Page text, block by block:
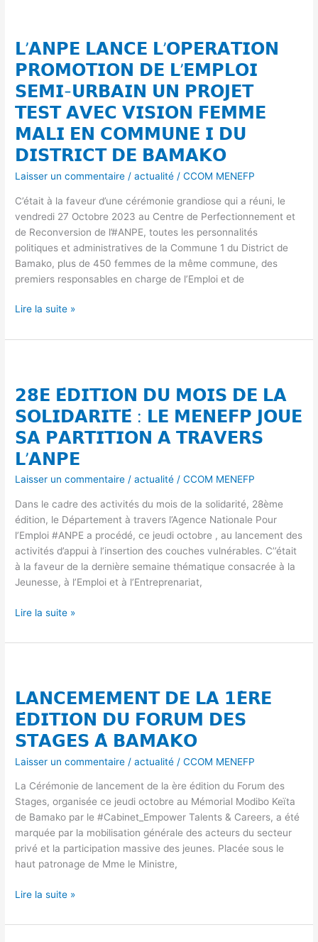
𝗟’𝗔𝗡𝗣𝗘 𝗟𝗔𝗡𝗖𝗘 𝗟’𝗢𝗣𝗘𝗥𝗔𝗧𝗜𝗢𝗡
𝗣𝗥𝗢𝗠𝗢𝗧𝗜𝗢𝗡 𝗗𝗘 𝗟’𝗘𝗠𝗣𝗟𝗢𝗜
𝗦𝗘𝗠𝗜-𝗨𝗥𝗕𝗔𝗜𝗡 𝗨𝗡 𝗣𝗥𝗢𝗝𝗘𝗧
𝗧𝗘𝗦𝗧 𝗔𝗩𝗘𝗖 𝗩𝗜𝗦𝗜𝗢𝗡 𝗙𝗘𝗠𝗠𝗘
𝗠𝗔𝗟𝗜 𝗘𝗡 𝗖𝗢𝗠𝗠𝗨𝗡𝗘 𝗜 𝗗𝗨
𝗗𝗜𝗦𝗧𝗥𝗜𝗖𝗧 𝗗𝗘 𝗕𝗔𝗠𝗔𝗞𝗢
Laisser un commentaire /actualité /CCOM MENEFP
C’était à la faveur d’une cérémonie grandiose qui a réuni, le
vendredi 27 Octobre 2023 au Centre de Perfectionnement et
de Reconversion de l’#ANPE, toutes les personnalités
politiques et administratives de la Commune 1 du District de
Bamako, plus de 450 femmes de la même commune, des
premiers responsables en charge de l’Emploi et de
𝗟’𝗢𝗣𝗘𝗥𝗔𝗧𝗜𝗢𝗡
𝗣𝗥𝗢𝗠𝗢𝗧𝗜𝗢𝗡
𝗗𝗘
𝗟’𝗘𝗠𝗣𝗟𝗢𝗜
𝗦𝗘𝗠𝗜-
𝗨𝗥𝗕𝗔𝗜𝗡
𝗨𝗡
𝗣𝗥𝗢𝗝𝗘𝗧
𝗧𝗘𝗦𝗧
𝗩𝗜𝗦𝗜𝗢𝗡
𝗙𝗘𝗠𝗠𝗘
𝗠𝗔𝗟𝗜
𝗘𝗡
𝗖𝗢𝗠𝗠𝗨𝗡𝗘
𝗜
𝗗𝗜𝗦𝗧𝗥𝗜𝗖𝗧
𝗕𝗔𝗠𝗔𝗞𝗢
Lire la suite »
𝟮𝟴𝗘 𝗘́𝗗𝗜𝗧𝗜𝗢𝗡 𝗗𝗨 𝗠𝗢𝗜𝗦 𝗗𝗘 𝗟𝗔
𝗦𝗢𝗟𝗜𝗗𝗔𝗥𝗜𝗧𝗘́ : 𝗟𝗘 𝗠𝗘𝗡𝗘𝗙𝗣 𝗝𝗢𝗨𝗘
𝗦𝗔 𝗣𝗔𝗥𝗧𝗜𝗧𝗜𝗢𝗡 𝗔 𝗧𝗥𝗔𝗩𝗘𝗥𝗦
𝗟’𝗔𝗡𝗣𝗘
Laisser un commentaire /actualité /CCOM MENEFP
Dans le cadre des activités du mois de la solidarité, 28ème
édition, le Département à travers l’Agence Nationale Pour
l’Emploi #ANPE a procédé, ce jeudi octobre , au lancement des
activités d’appui à l’insertion des couches vulnérables. C’’était
à la faveur de la dernière semaine thématique consacrée à la
Jeunesse, à l’Emploi et à l’Entreprenariat,
𝗗𝗨
𝗠𝗢𝗜𝗦
𝗗𝗘
𝗟𝗔
𝗦𝗢𝗟𝗜𝗗𝗔𝗥𝗜𝗧𝗘́
𝗟𝗘
𝗠𝗘𝗡𝗘𝗙𝗣
𝗝𝗢𝗨𝗘
𝗦𝗔
𝗣𝗔𝗥𝗧𝗜𝗧𝗜𝗢𝗡
𝗔
𝗧𝗥𝗔𝗩𝗘𝗥𝗦
Lire la suite »
𝗟𝗔𝗡𝗖𝗘𝗠𝗘𝗠𝗘𝗡𝗧 𝗗𝗘 𝗟𝗔 𝟭𝗘̀𝗥𝗘
𝗘́𝗗𝗜𝗧𝗜𝗢𝗡 𝗗𝗨 𝗙𝗢𝗥𝗨𝗠 𝗗𝗘𝗦
𝗦𝗧𝗔𝗚𝗘𝗦 𝗔̀ 𝗕𝗔𝗠𝗔𝗞𝗢
Laisser un commentaire /actualité /CCOM MENEFP
La Cérémonie de lancement de la ère édition du Forum des
Stages, organisée ce jeudi octobre au Mémorial Modibo Keïta
de Bamako par le #Cabinet_Empower Talents & Careers, a été
marquée par la mobilisation générale des acteurs du secteur
privé et la participation massive des jeunes. Placée sous le
haut patronage de Mme le Ministre,
𝗟𝗔
𝟭𝗘̀𝗥𝗘
𝗘́𝗗𝗜𝗧𝗜𝗢𝗡
𝗗𝗨
𝗙𝗢𝗥𝗨𝗠
𝗦𝗧𝗔𝗚𝗘𝗦
𝗔̀
𝗕𝗔𝗠𝗔𝗞𝗢
Lire la suite »